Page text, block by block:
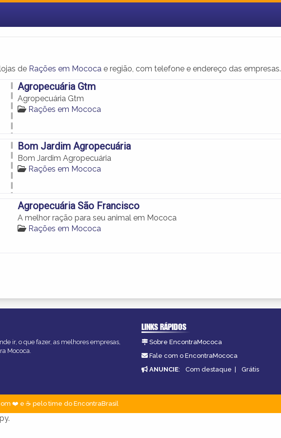
de Rações em Mococa e região, com telefone e endereço das empresas.
Agropecuária Gtm
Agropecuária Gtm
Rações em Mococa
Bom Jardim Agropecuária
Bom Jardim Agropecuária
Rações em Mococa
Agropecuária São Francisco
A melhor ração para seu animal em Mococa
Rações em Mococa
ir, o que fazer, as melhores empresas,
Mococa.
LINKS RÁPIDOS
Sobre EncontraMococa
Fale com o EncontraMococa
ANUNCIE: Com destaque | Grátis
❤️ e ☕ pelo time do EncontraBrasil